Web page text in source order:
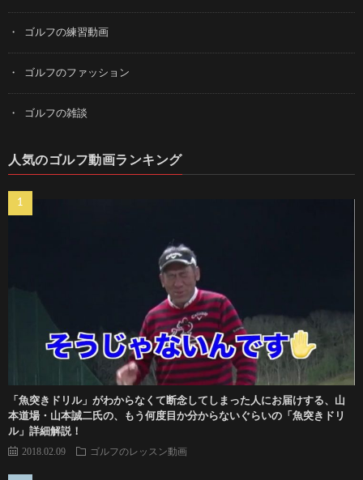
ゴルフの練習動画
ゴルフのファッション
ゴルフの雑談
人気のゴルフ動画ランキング
「魚突きドリル」がわからなくて断念してしまった人にお届けする、山
本道場・山本誠二氏の、もう何度目か分からないぐらいの「魚突きドリ
ル」詳細解説！
2018.02.09 ゴルフのレッスン動画